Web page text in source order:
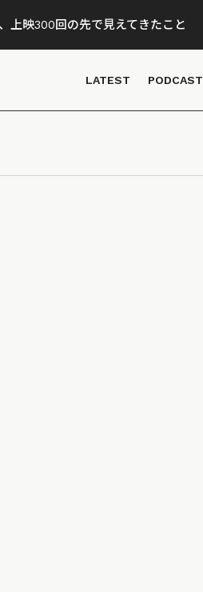
上映300回の先で見えてきたこと
LATEST PODCAST